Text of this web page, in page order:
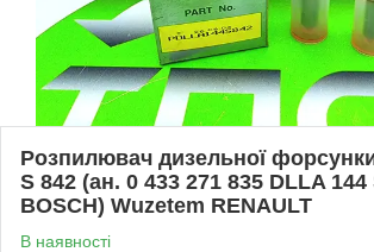
Розпилювач дизельної
S 842 (ан. 0 433 271 835 DLLA 144
BOSCH) Wuzetem RENAULT
В наявності